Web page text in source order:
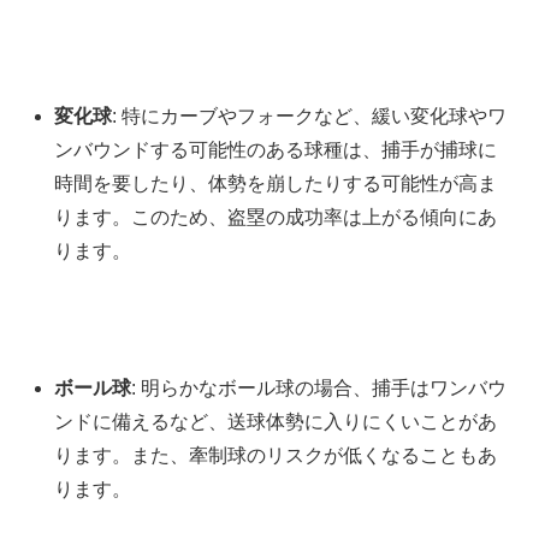
変化球: 特にカーブやフォークなど、緩い変化球やワ
ンバウンドする可能性のある球種は、捕手が捕球に
時間を要したり、体勢を崩したりする可能性が高ま
ります。このため、盗塁の成功率は上がる傾向にあ
ります。
ボール球: 明らかなボール球の場合、捕手はワンバウ
ンドに備えるなど、送球体勢に入りにくいことがあ
ります。また、牽制球のリスクが低くなることもあ
ります。